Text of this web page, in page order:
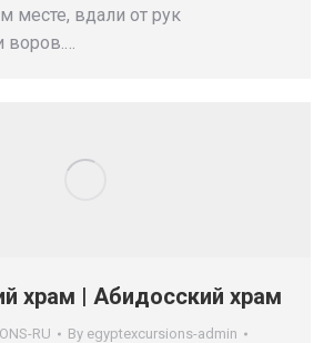
месте, вдали от рук
воров.…
храм | Абидосский храм
RU By egyptexcursions-admin